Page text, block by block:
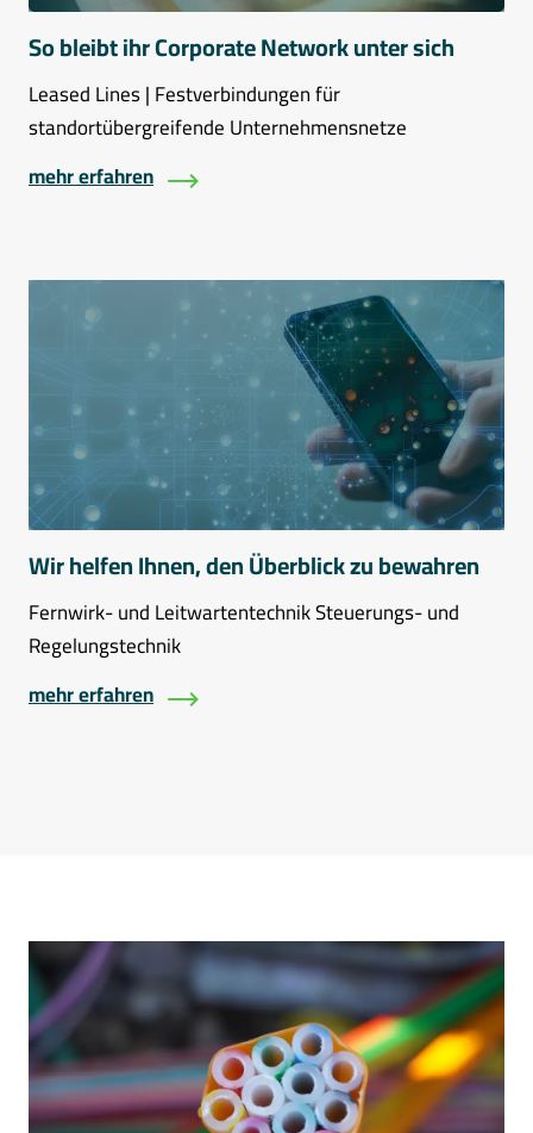
So bleibt ihr Corporate Network unter sich
Leased Lines | Festverbindungen für
standortübergreifende Unternehmensnetze
mehr erfahren
Wir helfen Ihnen, den Überblick zu bewahren
Fernwirk- und Leitwartentechnik Steuerungs- und
Regelungstechnik
mehr erfahren